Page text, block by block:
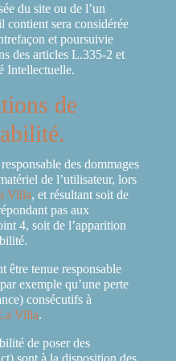
du site ou de l’un
contient sera considérée
et poursuivie
des articles L.335-2 et
Intellectuelle.
de
des dommages
de l’utilisateur, lors
Villa, et résultant soit de
pas aux
4, soit de l’apparition
être tenue responsable
exemple qu’une perte
consécutifs à
Villa.
de poser des
sont à la disposition des